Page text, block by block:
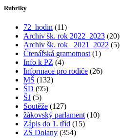
Rubriky
72_hodin (11)
Archiv šk. rok 2022_2023 (20)
Archiv šk. rok_ 2021_2022 (5)
Čtenářská gramotnost (1)
Info k PZ (4)
Informace pro rodiče (26)
MŠ (132)
ŠD (95)
ŠJ (5)
Soutěže (127)
žákovský parlament (10)
Zápis do 1. tříd (15)
ZŠ Dolany (354)